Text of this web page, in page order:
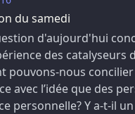
du samedi
d'aujourd'hui
des
pouvons-nous
avec l’idée que des
personnelle? Y a-t-il